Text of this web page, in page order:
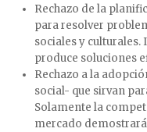
Rechazo de la
para resolver
sociales y culturales.
produce soluciones
Rechazo a la
social- que sirvan
Solamente la
mercado